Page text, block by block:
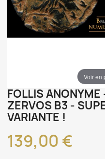
Voir en
FOLLIS
ZERVOS B3 -
VARIANTE !
139,00 €